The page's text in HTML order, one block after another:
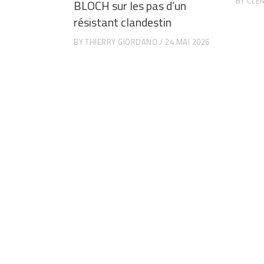
BLOCH sur les pas d’un
résistant clandestin
BYTHIERRY GIORDANO 24 MAI 2026